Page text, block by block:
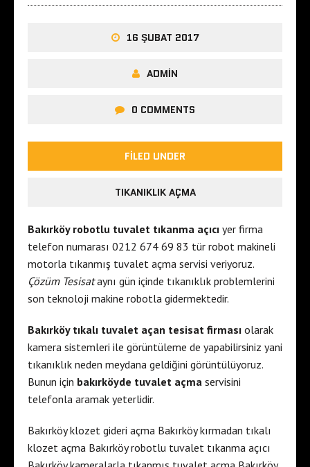
16 ŞUBAT 2017
ADMIN
0 COMMENTS
FILED UNDER
TIKANIKLIK AÇMA
Bakırköy robotlu tuvalet tıkanma açıcı yer firma
telefon numarası 0212 674 69 83 tür robot makineli
motorla tıkanmış tuvalet açma servisi veriyoruz.
Çözüm Tesisataynı gün içinde tıkanıklık problemlerini
son teknoloji makine robotla gidermektedir.
Bakırköy tıkalı tuvalet açan tesisat firması olarak
kamera sistemleri ile görüntüleme de yapabilirsiniz yani
tıkanıklık neden meydana geldiğini görüntülüyoruz.
Bunun için bakırköyde tuvalet açma servisini
telefonla aramak yeterlidir.
Bakırköy klozet gideri açma Bakırköy kırmadan tıkalı
klozet açma Bakırköy robotlu tuvalet tıkanma açıcı